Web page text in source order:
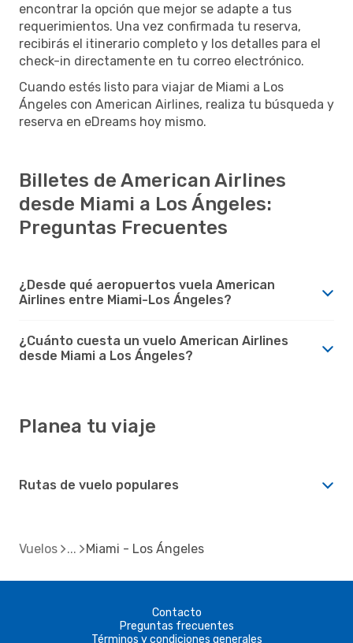
encontrar la opción que mejor se adapte a tus
requerimientos. Una vez confirmada tu reserva,
recibirás el itinerario completo y los detalles para el
check-in directamente en tu correo electrónico.
Cuando estés listo para viajar de Miami a Los
Ángeles con American Airlines, realiza tu búsqueda y
reserva en eDreams hoy mismo.
Billetes de American Airlines
desde Miami a Los Ángeles:
Preguntas Frecuentes
¿Desde qué aeropuertos vuela American
Airlines entre Miami-Los Ángeles?
¿Cuánto cuesta un vuelo American Airlines
desde Miami a Los Ángeles?
Planea tu viaje
Rutas de vuelo populares
Vuelos Miami - Los Ángeles
Contacto
Preguntas frecuentes
Términos y condiciones generales